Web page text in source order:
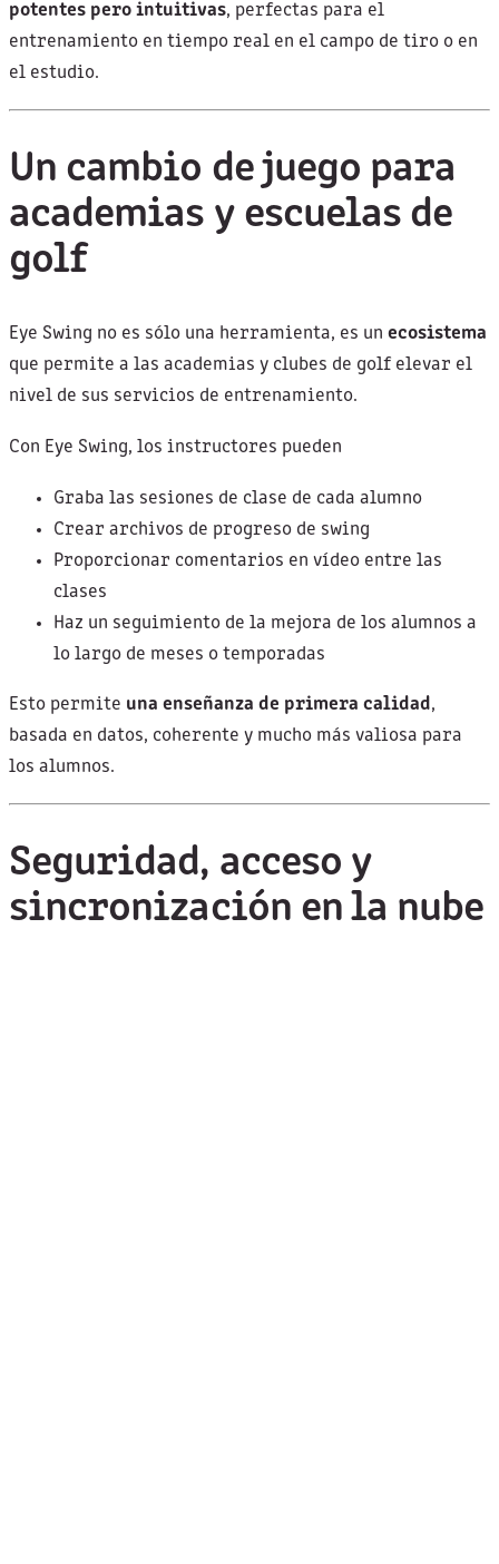
potentes pero intuitivas, perfectas para el
entrenamiento en tiempo real en el campo de tiro o en
el estudio.
Un cambio de juego para
academias y escuelas de
golf
Eye Swing no es sólo una herramienta, es un ecosistema
que permite a las academias y clubes de golf elevar el
nivel de sus servicios de entrenamiento.
Con Eye Swing, los instructores pueden
Graba las sesiones de clase de cada alumno
Crear archivos de progreso de swing
Proporcionar comentarios en vídeo entre las
clases
Haz un seguimiento de la mejora de los alumnos a
lo largo de meses o temporadas
Esto permite una enseñanza de primera calidad,
basada en datos, coherente y mucho más valiosa para
los alumnos.
Seguridad, acceso y
sincronización en la nube